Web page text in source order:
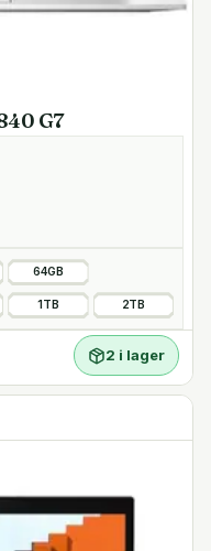
G7
64GB
1TB 2TB
2 i lager